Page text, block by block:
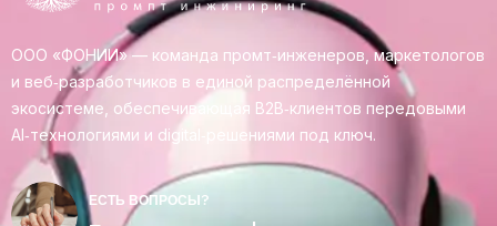
ООО «ФОНИИ» — команда промт‑инженеров, маркетологов
и веб‑разработчиков в единой распределённой
экосистеме, обеспечивающая B2B‑клиентов передовыми
AI‑технологиями и digital‑решениями под ключ.
ЕСТЬ ВОПРОСЫ?